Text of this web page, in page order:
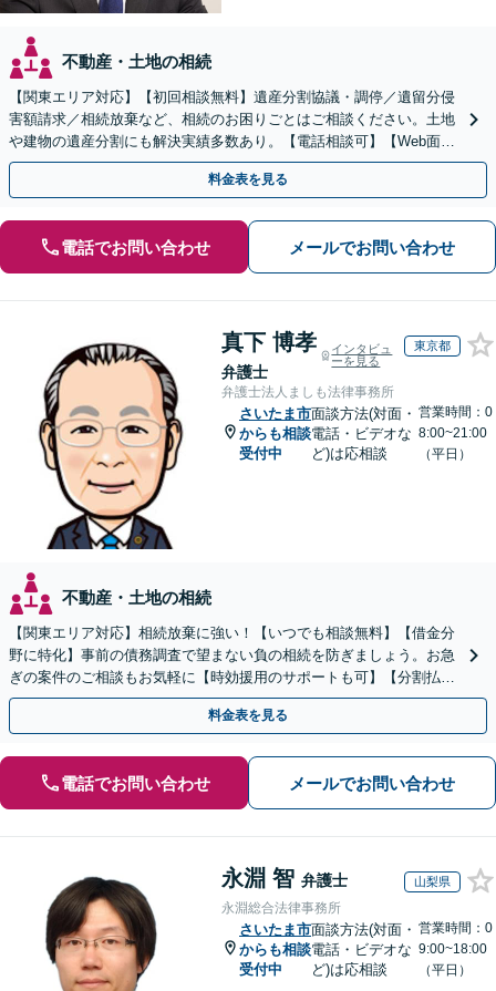
不動産・土地の相続
【関東エリア対応】【初回相談無料】遺産分割協議・調停／遺留分侵
害額請求／相続放棄など、相続のお困りごとはご相談ください。土地
や建物の遺産分割にも解決実績多数あり。【電話相談可】【Web面談
可】遺言書作成や財産の整理など生前対策もサポート
料金表を見る
電話でお問い合わせ メールでお問い合わせ
真下 博孝
弁護士
インタビュ
ーを見る
東京都
弁護士法人ましも法律事務所
さいたま市
からも相談
受付中
面談方法(対面・
電話・ビデオな
ど)は応相談
営業時間：0
8:00~21:00
（平日）
不動産・土地の相続
【関東エリア対応】相続放棄に強い！【いつでも相談無料】【借金分
野に特化】事前の債務調査で望まない負の相続を防ぎましょう。お急
ぎの案件のご相談もお気軽に【時効援用のサポートも可】【分割払い
利用可】【休日電話相談可能】
料金表を見る
電話でお問い合わせ メールでお問い合わせ
永淵 智 弁護士 山梨県
永淵総合法律事務所
さいたま市
からも相談
受付中
面談方法(対面・
電話・ビデオな
ど)は応相談
営業時間：0
9:00~18:00
（平日）